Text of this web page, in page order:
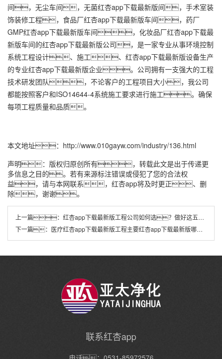
间，无尘车间，无菌红杏app下载最新版间，手术室装
饰装修工程，食品厂红杏app下载最新版车间，药厂
GMP红杏app下载最新版车间，化妆品厂红杏app下载最
新版车间的红杏app下载最新版公司，是一家专业从事环境控制
系统工程设计、施工、红杏app下载最新版设备生产
的专业红杏app下载最新版企业。公司拥有一支强大的工程
技术研发团队，不论客户的工程项目大小，我公司
都能按照客户和ISO14644-4系统施工要求进行施工。确保
每项工程质量和品质。
本文地址： http://www.010gayw.com/industry/136.html
声明：版权归原创所有，转载此文是出于传递更
多信息之目的。若有来源标注错误或侵犯了您的合法权
益，请与本网联系，红杏app将及时更正、删
除，谢谢。
上一篇： 红杏app下载最新版工程公司如何选？做好这五个“看”，工程质量稳了！
下一篇： 医疗红杏app下载最新版工程主要红杏app下载最新版哪些方面？
联系红杏app